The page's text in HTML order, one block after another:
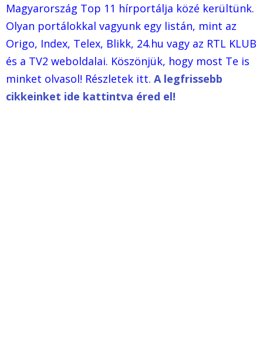
Magyarország Top 11 hírportálja közé kerültünk.
Olyan portálokkal vagyunk egy listán, mint az
Origo, Index, Telex, Blikk, 24.hu vagy az RTL KLUB
és a TV2 weboldalai. Köszönjük, hogy most Te is
minket olvasol! Részletek itt. A legfrissebb
cikkeinket ide kattintva éred el!